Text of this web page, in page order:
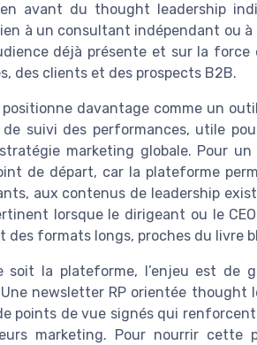
avant du thought leadership
à un consultant indépendant ou
déjà présente et sur la
des clients et des prospects B2B.
positionne davantage comme un
de suivi des performances, utile
marketing globale. Pour
de départ, car la plateforme
aux contenus de leadership
lorsque le dirigeant ou le
des formats longs, proches du livre
soit la plateforme, l’enjeu est
newsletter RP orientée thought
points de vue signés qui
marketing. Pour nourrir cette